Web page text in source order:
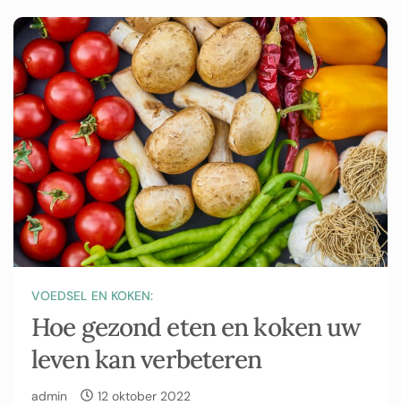
VOEDSEL EN KOKEN:
Hoe gezond eten en koken uw
leven kan verbeteren
admin 12 oktober 2022